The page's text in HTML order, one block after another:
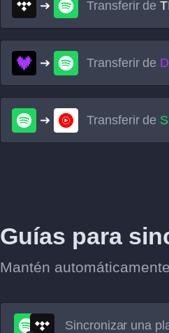
Transferir de
Transferir de
Transferir de
Guías para
Mantén
Sincronizar una